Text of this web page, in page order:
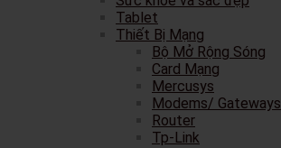
Tablet
Thiết Bị Mạng
Bộ Mở Rộng Sóng
Card Mạng
Mercusys
Modems/ Gateways
Router
Tp-Link